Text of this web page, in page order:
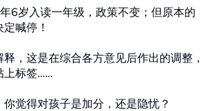
6岁入读一年级，政策不变；但原本的
喊停！
，这是在综合各方意见后作出的调整，
上标签……
觉得对孩子是加分，还是隐忧？